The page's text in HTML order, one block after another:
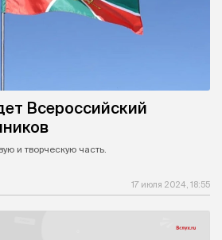
Всероссийский
и творческую часть.
17 июля 2024, 18:55